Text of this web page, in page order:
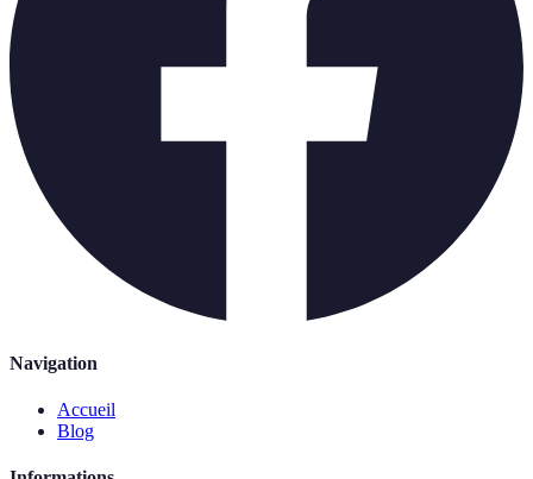
Navigation
Accueil
Blog